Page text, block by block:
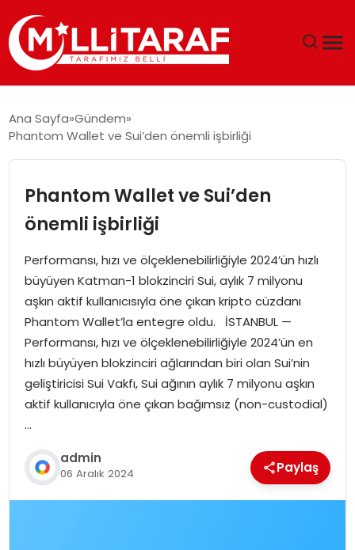
TEKNOLOJI
EKONOMI
SPOR
SIYASET
MAGAZIN
Ana Sayfa Gündem
Phantom Wallet ve Sui’den önemli işbirliği
Phantom Wallet ve Sui’den
önemli işbirliği
Performansı, hızı ve ölçeklenebilirliğiyle 2024’ün hızlı
büyüyen Katman-1 blokzinciri Sui, aylık 7 milyonu
aşkın aktif kullanıcısıyla öne çıkan kripto cüzdanı
Phantom Wallet’la entegre oldu. İSTANBUL —
Performansı, hızı ve ölçeklenebilirliğiyle 2024’ün en
hızlı büyüyen blokzinciri ağlarından biri olan Sui’nin
geliştiricisi Sui Vakfı, Sui ağının aylık 7 milyonu aşkın
aktif kullanıcıyla öne çıkan bağımsız (non-custodial)
…
admin
06 Aralık 2024 Paylaş